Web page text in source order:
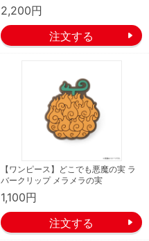
2,200円
【ワンピース】どこでも悪魔の実 ラ
バークリップ メラメラの実
1,100円